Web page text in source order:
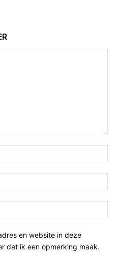
en website in deze
dat ik een opmerking maak.